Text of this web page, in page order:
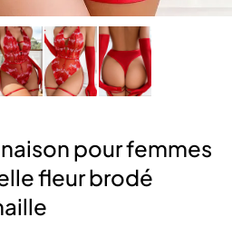
pour femmes
fleur brodé